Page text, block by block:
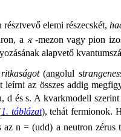
résztvevő elemi részecskét,
a
-mezon vagy pion
alapvető
ritkaságot(angolul
leírni az összes addig
d és s. A kvarkmodell
1. táblázat), tehát fermionok.
n = (udd) a neutron zérus